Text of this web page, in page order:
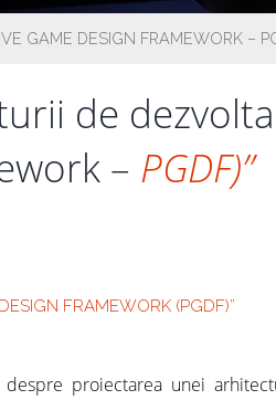
GAME DESIGN FRAMEWORK –
de
– PGDF)”
FRAMEWORK (PGDF)”
despre proiectarea unei